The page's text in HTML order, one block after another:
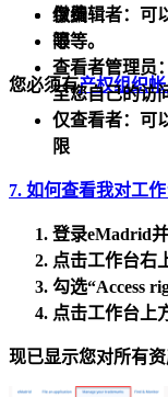
缴费
等等。
您必须有产权组织
仅编辑者： 可
限
查看者管理员
至您自己的访
仅查看者： 可
限
7. 如何查看我对工
登录eMadrid
点击工作台右
勾选“Access
点击工作台上
现已显示您对所有资